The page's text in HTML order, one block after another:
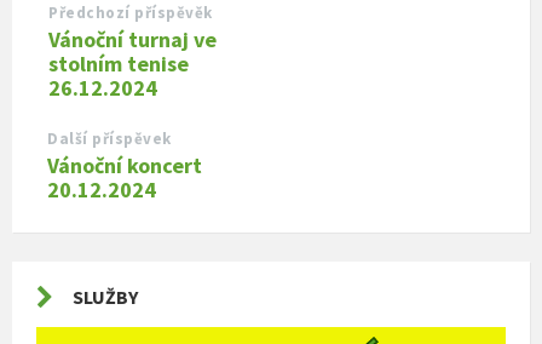
Předchozí příspěvěk
Vánoční turnaj ve
stolním tenise
26.12.2024
Další příspěvek
Vánoční koncert
20.12.2024
SLUŽBY